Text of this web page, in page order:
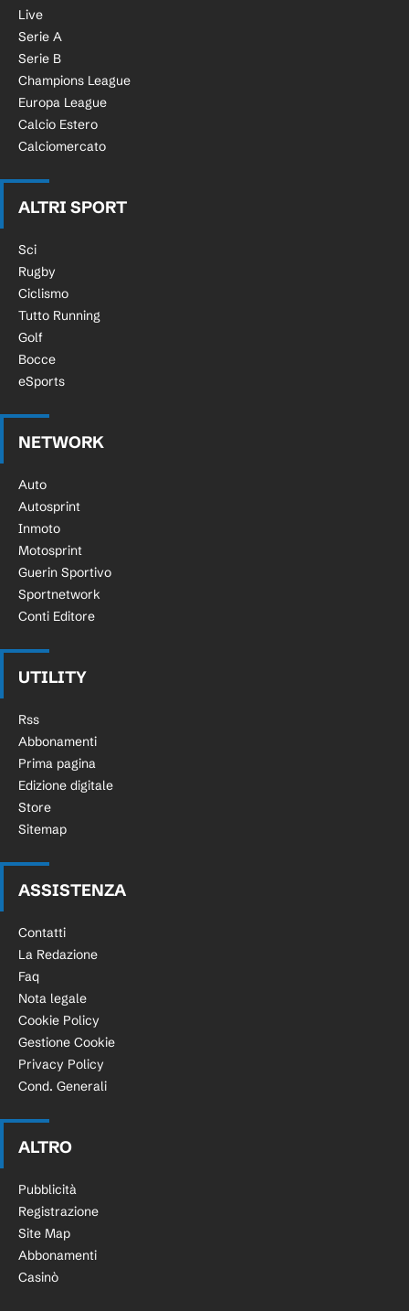
Live
Serie A
Serie B
Champions League
Europa League
Calcio Estero
Calciomercato
ALTRI SPORT
Sci
Rugby
Ciclismo
Tutto Running
Golf
Bocce
eSports
NETWORK
Auto
Autosprint
Inmoto
Motosprint
Guerin Sportivo
Sportnetwork
Conti Editore
UTILITY
Rss
Abbonamenti
Prima pagina
Edizione digitale
Store
Sitemap
ASSISTENZA
Contatti
La Redazione
Faq
Nota legale
Cookie Policy
Gestione Cookie
Privacy Policy
Cond. Generali
ALTRO
Pubblicità
Registrazione
Site Map
Abbonamenti
Casinò